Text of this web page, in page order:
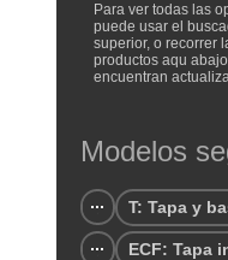
Para ver todas las
puede usar el
superior, o recorrer
productos aqu
encuentran
Modelos
T: Tapa y
ECF: Tapa